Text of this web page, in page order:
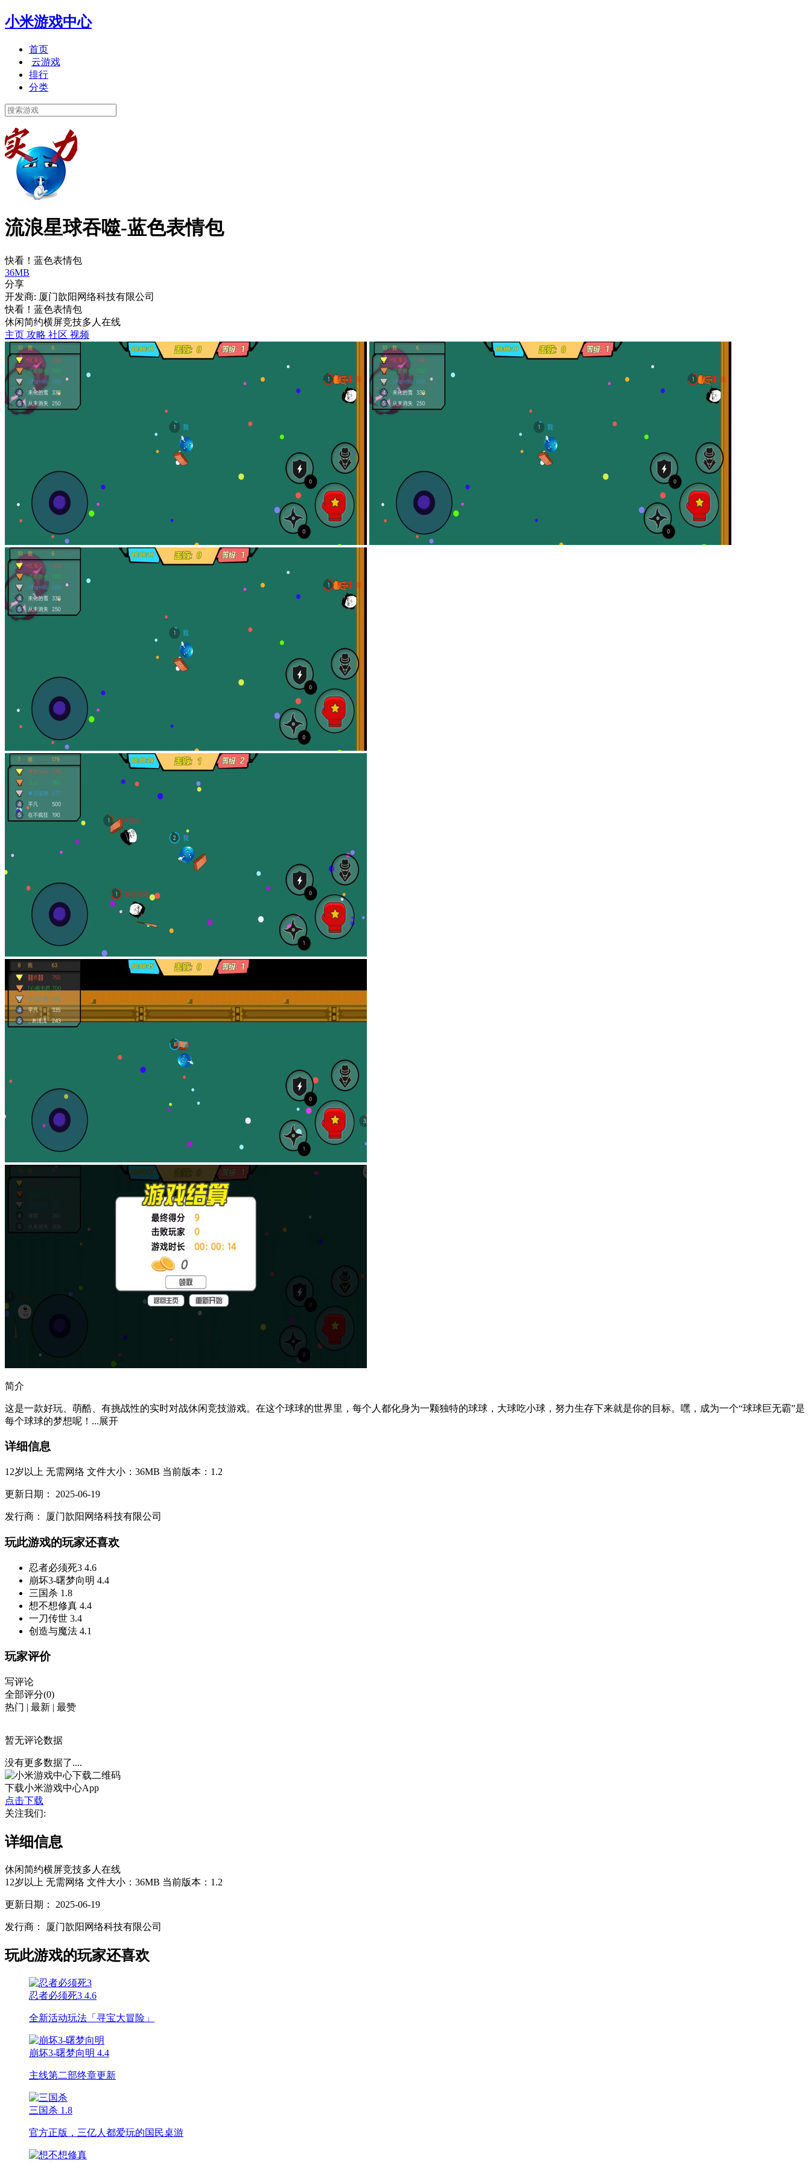
小米游戏中心
首页
云游戏
排行
分类
流浪星球吞噬-蓝色表情包
快看！蓝色表情包
36MB
分享
开发商: 厦门歆阳网络科技有限公司
快看！蓝色表情包
休闲简约横屏竞技多人在线
主页 攻略 社区 视频
简介
这是一款好玩、萌酷、有挑战性的实时对战休闲竞技游戏。在这个球球的世界里，每个人都化身为一颗独特的球球，大球吃小球，努力生存下来就是你的目标。嘿，成为一个“球球巨无霸”是
每个球球的梦想呢！...展开
详细信息
12岁以上 无需网络 文件大小：36MB 当前版本：1.2
更新日期： 2025-06-19
发行商： 厦门歆阳网络科技有限公司
玩此游戏的玩家还喜欢
忍者必须死3 4.6
崩坏3-曙梦向明 4.4
三国杀 1.8
想不想修真 4.4
一刀传世 3.4
创造与魔法 4.1
玩家评价
写评论
全部评分(0)
热门 | 最新 | 最赞
暂无评论数据
没有更多数据了....
下载小米游戏中心App
点击下载
关注我们:
详细信息
休闲简约横屏竞技多人在线
12岁以上 无需网络 文件大小：36MB 当前版本：1.2
更新日期： 2025-06-19
发行商： 厦门歆阳网络科技有限公司
玩此游戏的玩家还喜欢
忍者必须死3 4.6
全新活动玩法「寻宝大冒险」
崩坏3-曙梦向明 4.4
主线第二部终章更新
三国杀 1.8
官方正版，三亿人都爱玩的国民桌游